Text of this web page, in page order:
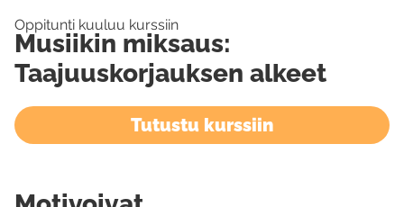
Oppitunti kuuluu kurssiin
Musiikin miksaus:
Taajuuskorjauksen alkeet
Tutustu kurssiin